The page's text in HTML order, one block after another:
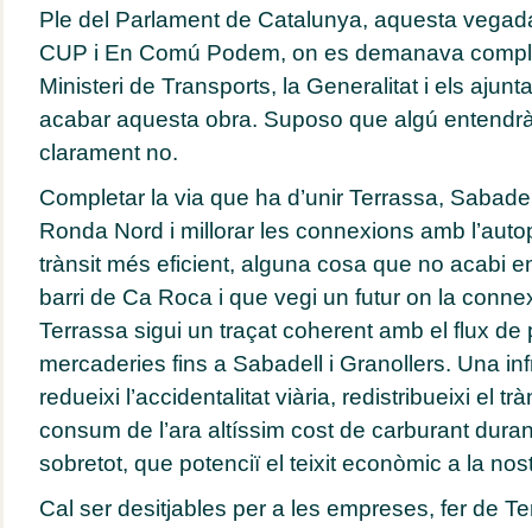
Ple del Parlament de Catalunya, aquesta
CUP i En Comú Podem, on es demanava
Ministeri de Transports, la Generalitat i els
acabar aquesta obra. Suposo que algú
clarament no.
Completar la via que ha d’unir Terrassa,
Ronda Nord i millorar les connexions amb
trànsit més eficient, alguna cosa que no acabi
barri de Ca Roca i que vegi un futur on la
Terrassa sigui un traçat coherent amb el flux de
mercaderies fins a Sabadell i Granollers. Una
redueixi l’accidentalitat viària, redistribueixi el
consum de l’ara altíssim cost de carburant
sobretot, que potenciï el teixit econòmic a la
Cal ser desitjables per a les empreses, fer de